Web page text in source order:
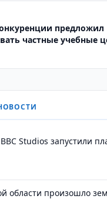
предложил
частные учебные
Studios запустили
области произошло